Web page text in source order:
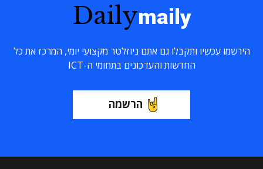
Dailymaily
הירשמו עכשיו ותקבלו גם אתם ניוזלטר מקצועי יומי, המרכז את כל
החדשות והעדכונים בתחומי ה-ICT
הרשמה